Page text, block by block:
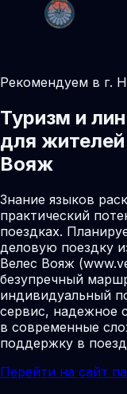
Рекомендуем в г.
Туризм и
для
Вояж
Знание языков
практический
поездках.
деловую поездку
Велес Вояж
безупречный
индивидуальный
сервис, надежное
в современные
поддержку в
Перейти на сайт